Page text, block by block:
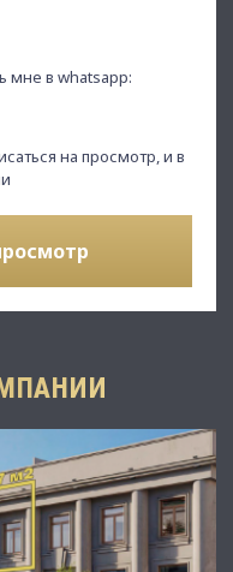
мне в whatsapp:
на просмотр, и в